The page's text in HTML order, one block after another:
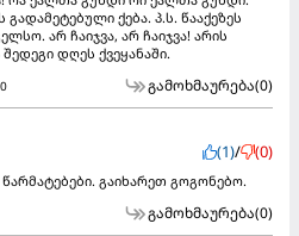
გადამეტებული ქება. პ.ს. წააქეზეს
არ ჩაიჯვა, არ ჩაიჯვა! არის
დღეს ქვეყანაში.
გამოხმაურება(0)
(1)/ (0)
გაიხარეთ გოგონებო.
გამოხმაურება(0)